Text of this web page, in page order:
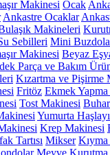
Makinesi Ocak
Ankastre Ocaklar
Makineleri
Sebilleri Mini
Makinesi Beyaz
Parça ve Bakım
Kızartma ve Pişirme
Fritöz Ekmek
Tost Makinesi
Yumurta
Krep Makinesi
Tartısı Mikser
Meyve Kurutma